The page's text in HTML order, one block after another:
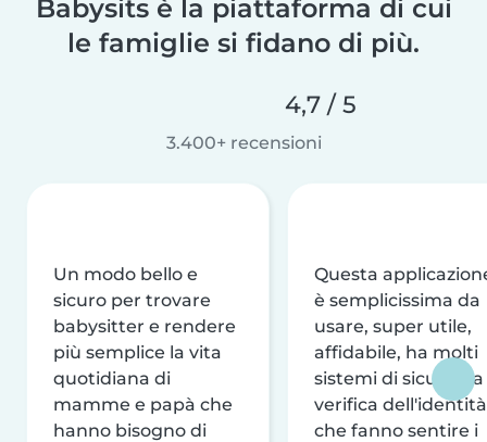
Babysits è la piattaforma di cui
le famiglie si fidano di più.
4,7 / 5
3.400+ recensioni
Un modo bello e
sicuro per trovare
babysitter e rendere
più semplice la vita
quotidiana di
mamme e papà che
hanno bisogno di
Questa
è semplicissima da
usare, super utile,
affidabile, ha molti
sistemi di sicurezza
verifica dell'identità
che fanno sentire i